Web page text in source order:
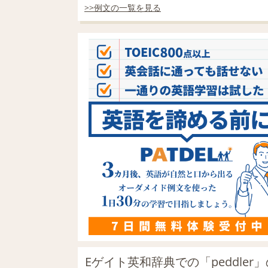
>>例文の一覧を見る
Eゲイト英和辞典での「peddler